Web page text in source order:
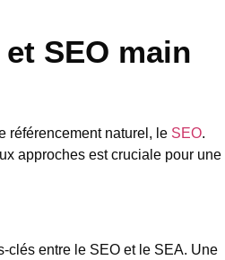
SEO main
référencement naturel, le SEO.
approches est cruciale pour une
clés entre le SEO et le SEA. Une